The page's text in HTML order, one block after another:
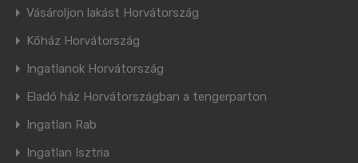
Vásároljon lakást Horvátország
Kőház Horvátország
Ingatlanok Horvátország
Eladó ház Horvátországban a tengerparton
Ingatlan Rab
Ingatlan Isztria